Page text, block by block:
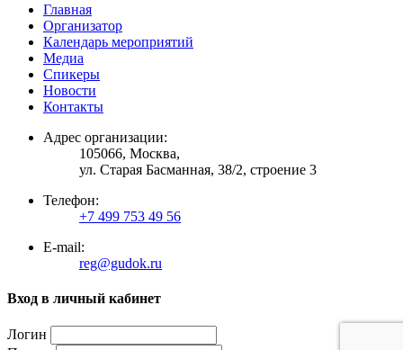
Главная
Организатор
Календарь мероприятий
Медиа
Спикеры
Новости
Контакты
Адрес организации:
105066, Москва,
ул. Старая Басманная, 38/2, строение 3
Телефон:
+7 499 753 49 56
E-mail:
reg@gudok.ru
Вход в личный кабинет
Логин